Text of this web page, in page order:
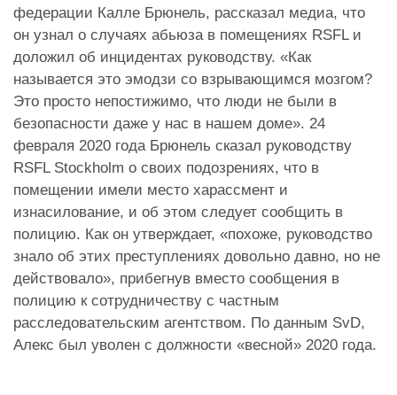
федерации Калле Брюнель, рассказал медиа, что
он узнал о случаях абьюза в помещениях RSFL и
доложил об инцидентах руководству. «Как
называется это эмодзи со взрывающимся мозгом?
Это просто непостижимо, что люди не были в
безопасности даже у нас в нашем доме». 24
февраля 2020 года Брюнель сказал руководству
RSFL Stockholm о своих подозрениях, что в
помещении имели место харассмент и
изнасилование, и об этом следует сообщить в
полицию. Как он утверждает, «похоже, руководство
знало об этих преступлениях довольно давно, но не
действовало», прибегнув вместо сообщения в
полицию к сотрудничеству с частным
расследовательским агентством. По данным SvD,
Алекс был уволен с должности «весной» 2020 года.